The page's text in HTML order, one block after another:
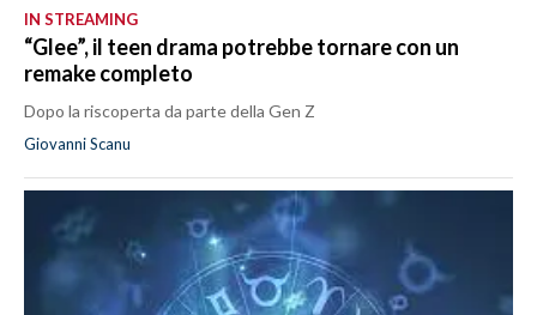
IN STREAMING
“Glee”, il teen drama potrebbe tornare con un
remake completo
Dopo la riscoperta da parte della Gen Z
Giovanni Scanu